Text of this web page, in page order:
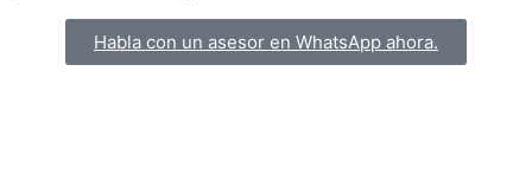
Habla con un asesor en WhatsApp ahora.